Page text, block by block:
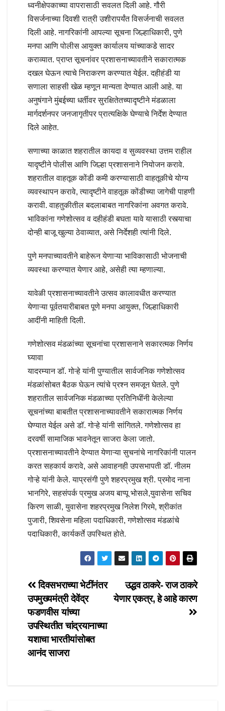
ध्वनीक्षेपकाच्या वापरासाठी सवलत दिली आहे. गौरी
विसर्जनाच्या दिवशी रात्री उशीरापर्यंत विसर्जनाची सवलत
दिली आहे. नागरिकांनी आपल्या सूचना जिल्हाधिकारी, पुणे
मनपा आणि पोलीस आयुक्त कार्यालय यांच्याकडे सादर
कराव्यात. प्राप्त सूचनांवर प्रशासनाच्यावतीने सकारात्मक
दखल घेऊन त्याचे निराकरण करण्यात येईल. दहीहंडी या
सणाला साहसी खेळ म्हणून मान्यता देण्यात आली आहे. या
अनुषंगाने मुंबईच्या धर्तीवर सुरक्षितेतच्यादृष्टीने मंडळाला
मार्गदर्शनपर जनजागृतीपर प्रात्यक्षिके घेण्याचे निर्देश देण्यात
दिले आहेत.
सणाच्या काळात शहरातील कायदा व सुव्यवस्था उत्तम राहील
यादृष्टीने पोलीस आणि जिल्हा प्रशासनाने नियोजन करावे.
शहरातील वाहतूक कोंडी कमी करण्यासाठी वाहतूकीचे योग्य
व्यवस्थापन करावे, त्यादृष्टीने वाहतूक कोंडीच्या जागेची पाहणी
करावी. वाहतुकीतील बदलाबाबत नागरिकांना अवगत करावे.
भाविकांना गणेशोत्सव व दहीहंडी बघता यावे यासाठी रस्त्याचा
दोन्ही बाजू खुल्या ठेवाव्यात, असे निर्देशही त्यांनी दिले.
पुणे मनपाच्यावतीने बाहेरून येणाऱ्या भाविकासाठी भोजनाची
व्यवस्था करण्यात येणार आहे, असेही त्या म्हणाल्या.
यावेळी प्रशासनाच्यावतीने उत्सव कालावधीत करण्यात
येणाऱ्या पूर्वतयारीबाबत पूणे मनपा आयुक्त, जिल्हाधिकारी
आदींनी माहिती दिली.
गणेशोत्सव मंडळांच्या सूचनांचा प्रशासनाने सकारत्मक निर्णय
घ्यावा
यादरम्यान डॉ. गोऱ्हे यांनी पुण्यातील सार्वजनिक गणेशोत्सव
मंडळांसोबत बैठक घेऊन त्यांचे प्रश्न समजून घेतले. पुणे
शहरातील सार्वजनिक मंडळाच्या प्रतिनिधींनी केलेल्या
सूचनांच्या बाबतीत प्रशासनाच्यावतीने सकारात्मक निर्णय
घेण्यात येईल असे डॉ. गोऱ्हे यांनी सांगितले. गणेशोत्सव हा
दरवर्षी सामाजिक भावनेतून साजरा केला जातो.
प्रशासनाच्यावतीने देण्यात येणाऱ्या सुचनांचे नागरिकांनी पालन
करत सहकार्य करावे, असे आवाहनही उपसभापती डॉ. नीलम
गोऱ्हे यांनी केले. याप्रसंगी पुणे शहरप्रमुख श्री. प्रमोद नाना
भानगिरे, सहसंपर्क प्रमुख अजय बाप्पू भोसले,युवासेना सचिव
किरण साळी, युवासेना शहरप्रमुख निलेश गिरमे, श्रीकांत
पुजारी, शिवसेना महिला पदाधिकारी, गणेशोत्सव मंडळांचे
पदाधिकारी, कार्यकर्ते उपस्थित होते.
Post
navigation
उद्धव ठाकरे- राज ठाकरे
येणार एकत्र, हे आहे कारण
दिवसभराच्या भेटींनंतर
उपमुख्यमंत्री देवेंद्र
फडणवीस यांच्या
उपस्थितीत चांद्रयानाच्या
यशाचा भारतीयांसोबत
आनंद साजरा